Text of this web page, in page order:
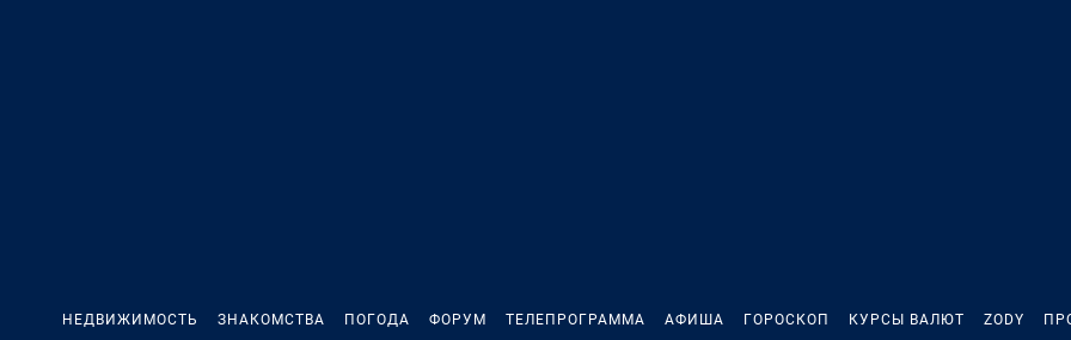
НЕДВИЖИМОСТЬ ЗНАКОМСТВА ПОГОДА ФОРУМ ТЕЛЕПРОГРАММА АФИША ГОРОСКОП КУРСЫ ВАЛЮТ ZODY